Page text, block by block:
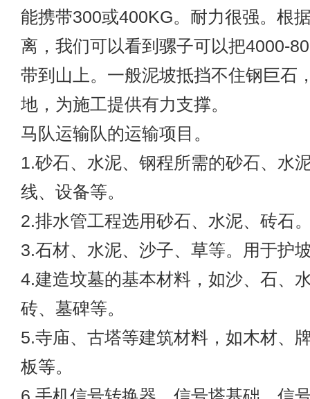
能携带300或400KG。耐力很强。根
离，我们可以看到骡子可以把4000-
带到山上。一般泥坡抵挡不住钢巨石
地，为施工提供有力支撑。
马队运输队的运输项目。
1.砂石、水泥、钢程所需的砂石、水
线、设备等。
2.排水管工程选用砂石、水泥、砖石
3.石材、水泥、沙子、草等。用于护
4.建造坟墓的基本材料，如沙、石、
砖、墓碑等。
5.寺庙、古塔等建筑材料，如木材、
板等。